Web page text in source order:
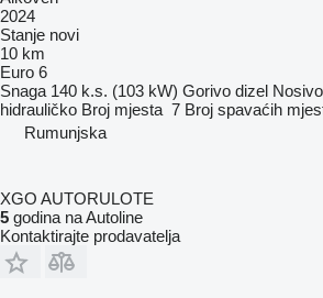
2024
Stanje novi
10 km
Euro 6
Snaga 140 k.s. (103 kW) Gorivo dizel
hidrauličko Broj mjesta 7 Broj spavaćih
Rumunjska
XGO AUTORULOTE
5 godina na Autoline
Kontaktirajte prodavatelja